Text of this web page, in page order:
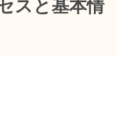
スと基本情